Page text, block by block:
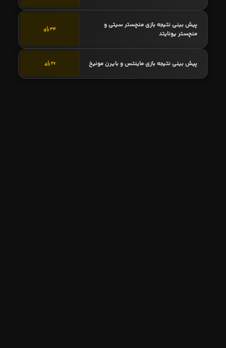
پیش بینی نتیجه بازی منچستر سیتی و
منچستر یونایتد
34 رأی
پیش بینی نتیجه بازی ماینتس و بایرن مونیخ 27 رأی